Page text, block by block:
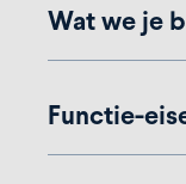
Wat we je
Wat we je
Salaris
maand
Functie-
Functie-eisen